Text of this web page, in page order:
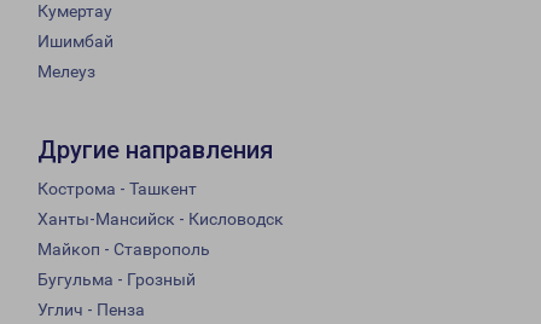
Кумертау
Ишимбай
Мелеуз
Другие направления
Кострома - Ташкент
Ханты-Мансийск - Кисловодск
Майкоп - Ставрополь
Бугульма - Грозный
Углич - Пенза